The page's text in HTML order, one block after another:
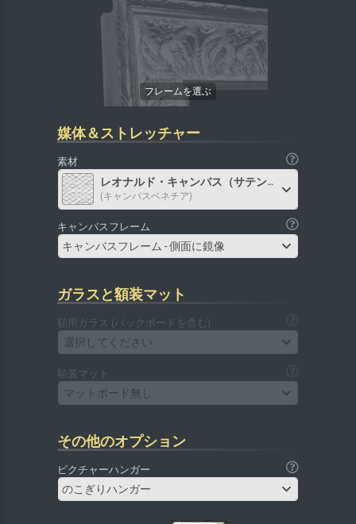
媒体＆ストレッチャー
素材
レオナルド・キャンバス（サテン）
(キャンバスベネチア)
キャンバスフレーム
キャンバスフレーム - 側面に鏡像
ガラスと額装マット
額用ガラス (バックボードを含む)
選択してください
額装マット
マットボード無し
その他のオプション
ピクチャーハンガー
のこぎりハンガー